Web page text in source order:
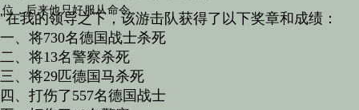
位，后来他只好服从命令。
"在我的领导之下，该游击队获得了以下奖章和成绩：
一、将730名德国战士杀死
二、将13名警察杀死
三、将29匹德国马杀死
四、打伤了557名德国战士